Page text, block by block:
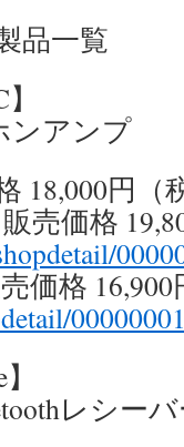
品一覧
ンアンプ
18,000円（
売価格
価格 16,900
レシー